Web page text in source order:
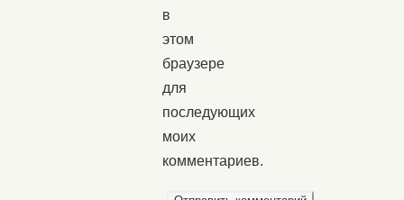
в
этом
браузере
для
последующих
моих
комментариев.